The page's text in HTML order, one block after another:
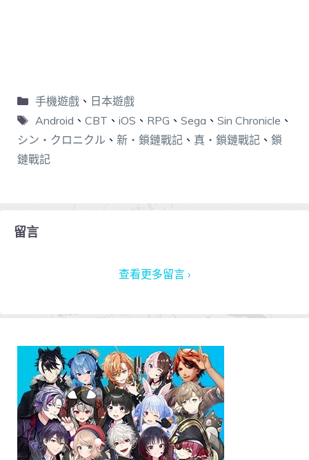
手機遊戲、 日本遊戲
Android 、 CBT 、 iOS 、 RPG 、 Sega 、 Sin Chronicle 、
シン・クロニクル 、 新・鎖鏈戰記 、 真・鎖鏈戰記 、 鎖
鏈戰記
留言
查看更多留言 ›